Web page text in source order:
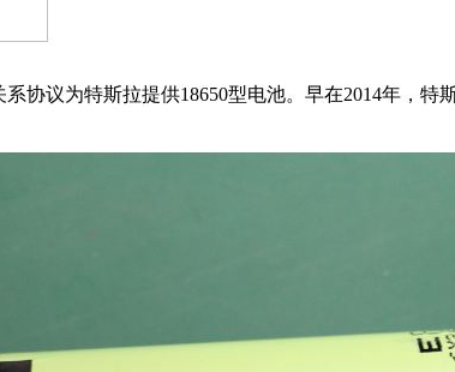
协议为特斯拉提供18650型电池。早在2014年，